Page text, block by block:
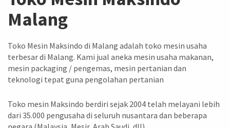
Malang
Toko Mesin Maksindo di Malang adalah toko mesin usaha
terbesar di Malang. Kami jual aneka mesin usaha makanan,
mesin packaging / pengemas, mesin pertanian dan
teknologi tepat guna pengolahan pertanian
Toko mesin Maksindo berdiri sejak 2004 telah melayani lebih
dari 35.000 pengusaha di seluruh nusantara dan beberapa